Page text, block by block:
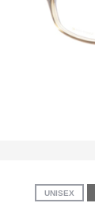
UNISEX